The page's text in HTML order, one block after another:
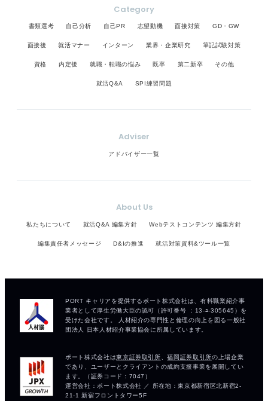
Category
書類選考 自己分析 自己PR 志望動機 面接対策 GD・GW
面接後 就活マナー インターン 業界・企業研究 筆記試験対策
資格 内定後 就職・転職の悩み 既卒 第二新卒 その他
就活Q&A SPI練習問題
Adviser
アドバイザー一覧
About Us
私たちについて 就活Q&A 編集方針 Webテストコンテンツ 編集方針
編集責任者メッセージ D&Iの推進 就活対策資料&ツール一覧